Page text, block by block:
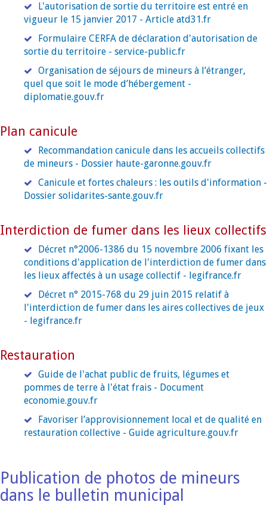
L'autorisation de sortie du territoire est entré en
vigueur le 15 janvier 2017 - Article atd31.fr
Formulaire CERFA de déclaration d'autorisation de
sortie du territoire - service-public.fr
Organisation de séjours de mineurs à l’étranger,
quel que soit le mode d’hébergement -
diplomatie.gouv.fr
Plan canicule
Recommandation canicule dans les accueils collectifs
de mineurs - Dossier haute-garonne.gouv.fr
Canicule et fortes chaleurs : les outils d'information -
Dossier solidarites-sante.gouv.fr
Interdiction de fumer dans les lieux collectifs
Décret n°2006-1386 du 15 novembre 2006 fixant les
conditions d'application de l'interdiction de fumer dans
les lieux affectés à un usage collectif - legifrance.fr
Décret n° 2015-768 du 29 juin 2015 relatif à
l'interdiction de fumer dans les aires collectives de jeux
- legifrance.fr
Restauration
Guide de l'achat public de fruits, légumes et
pommes de terre à l'état frais - Document
economie.gouv.fr
Favoriser l’approvisionnement local et de qualité en
restauration collective - Guide agriculture.gouv.fr
Publication de photos de mineurs
dans le bulletin municipal